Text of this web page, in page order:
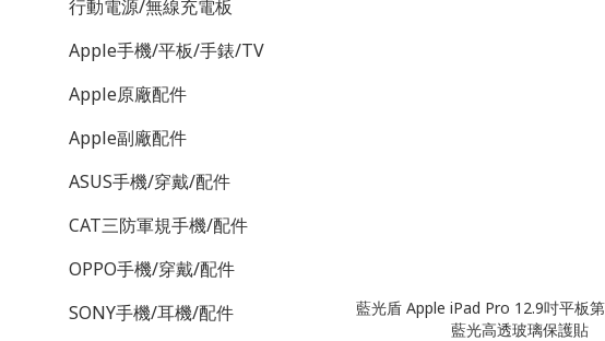
行動電源/無線充電板
Apple手機/平板/手錶/TV
Apple原廠配件
Apple副廠配件
ASUS手機/穿戴/配件
CAT三防軍規手機/配件
OPPO手機/穿戴/配件
SONY手機/耳機/配件
藍光盾 Apple iPad Pro 12.9吋平板
藍光高透玻璃保護貼